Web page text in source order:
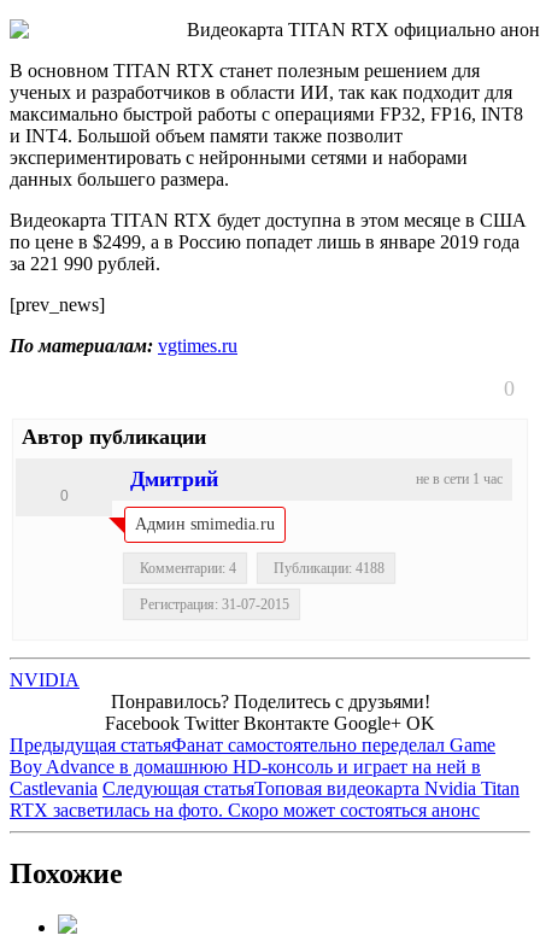
В основном TITAN RTX станет полезным решением для
ученых и разработчиков в области ИИ, так как подходит для
максимально быстрой работы с операциями FP32, FP16, INT8
и INT4. Большой объем памяти также позволит
экспериментировать с нейронными сетями и наборами
данных большего размера.
Видеокарта TITAN RTX будет доступна в этом месяце в США
по цене в $2499, а в Россию попадет лишь в январе 2019 года
за 221 990 рублей.
[prev_news]
По материалам: vgtimes.ru
0
Автор публикации
не в сети 1 час
Дмитрий
0
Админ smimedia.ru
Комментарии: 4 Публикации: 4188
Регистрация: 31-07-2015
NVIDIA
Понравилось? Поделитесь с друзьями!
Facebook Twitter Вконтакте Google+ OK
Предыдущая статьяФанат самостоятельно переделал Game
Boy Advance в домашнюю HD-консоль и играет на ней в
Castlevania Следующая статьяТоповая видеокарта Nvidia Titan
RTX засветилась на фото. Скоро может состояться анонс
Похожие